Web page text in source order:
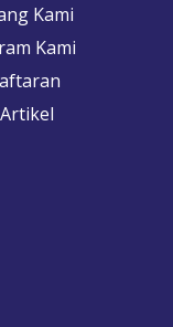
Kami
Kami